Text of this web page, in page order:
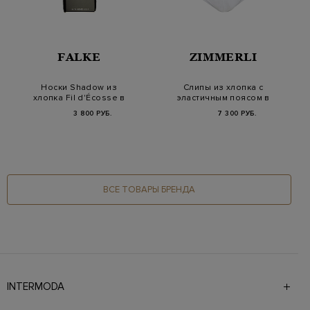
FALKE
Носки Shadow из
хлопка Fil d'Écosse в
3 800 РУБ.
ZIMMERLI
Слипы из хлопка с
эластичным поясом в
7 300 РУБ.
ВСЕ ТОВАРЫ БРЕНДА
INTERMODA